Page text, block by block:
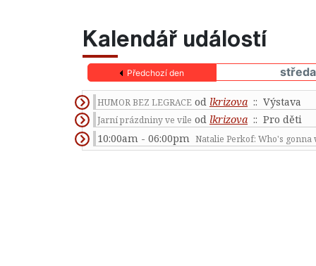
Kalendář událostí
Předchozí den
HUMOR BEZ LEGRACE od lkrizova :: Výstava
Jarní prázdniny ve vile od lkrizova :: Pro děti
10:00am - 06:00pm Natalie Perkof: Who's gonna